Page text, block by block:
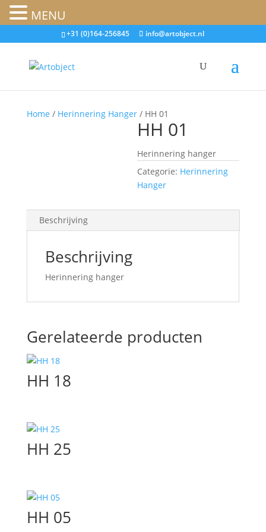
+31 (0)164-256845 info@artobject.nl
Home / Herinnering Hanger/ HH 01
HH 01
Herinnering hanger
Categorie: Herinnering
Hanger
Beschrijving
Beschrijving
Herinnering hanger
Gerelateerde producten
HH 18
HH 25
HH 05
MENU